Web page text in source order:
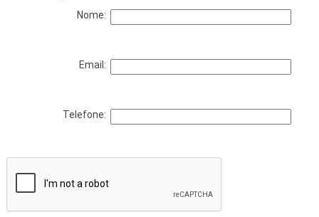
Nome:
Email:
Telefone: